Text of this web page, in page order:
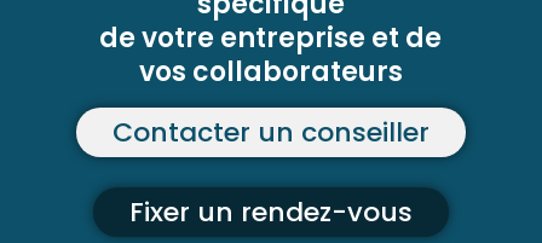
de votre entreprise et de
vos collaborateurs
Contacter un conseiller
Fixer un rendez-vous